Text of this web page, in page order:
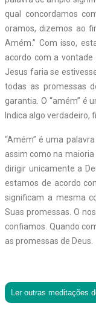
qual concordamos
oramos, dizemos ao
Amém.” Com isso,
acordo com a vontade
Jesus faria se
todas as promessas
garantia. O “amém” é
Indica algo verdadeiro,
“Amém” é uma
assim como na
dirigir unicamente a
estamos de acordo
significam a mesma
Suas promessas. O
confiamos. Quando
as promessas de Deus.
Ler outras meditações